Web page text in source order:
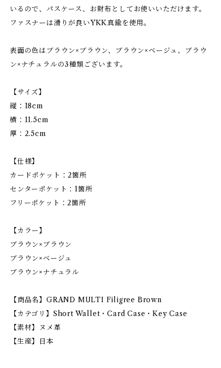
いるので、パスケース、お財布としてお使いいただけます。
ファスナーは滑りが良いYKK真鍮を使用。
表面の色はブラウン×ブラウン、ブラウン×ベージュ、ブラウ
ン×ナチュラルの3種類ございます。
【サイズ】
縦：18cm
横：11.5cm
厚：2.5cm
【仕様】
カードポケット：2箇所
センターポケット：1箇所
フリーポケット：2箇所
【カラー】
ブラウン×ブラウン
ブラウン×ベージュ
ブラウン×ナチュラル
【商品名】GRAND MULTI Filigree Brown
【カテゴリ】Short Wallet・Card Case・Key Case
【素材】ヌメ革
【生産】日本